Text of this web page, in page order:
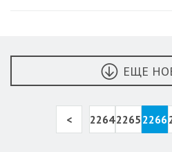
ЕЩЕ
< 22642265 2266